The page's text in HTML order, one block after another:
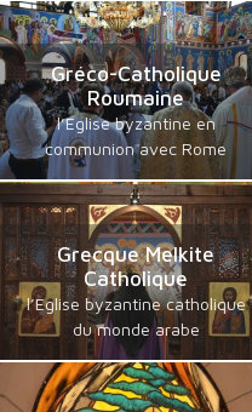
Gréco-Catholique
Roumaine
l’Eglise byzantine en
communion avec Rome
Grecque Melkite
Catholique
l’Eglise byzantine catholique
du monde arabe